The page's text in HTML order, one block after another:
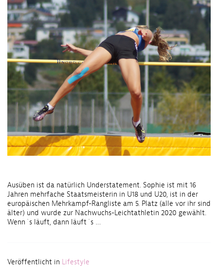
Ausüben ist da natürlich Understatement. Sophie ist mit 16
Jahren mehrfache Staatsmeisterin in U18 und U20, ist in der
europäischen Mehrkampf-Rangliste am 5. Platz (alle vor ihr sind
älter) und wurde zur Nachwuchs-Leichtathletin 2020 gewählt.
Wenn´s läuft, dann läuft´s …
Veröffentlicht in Lifestyle